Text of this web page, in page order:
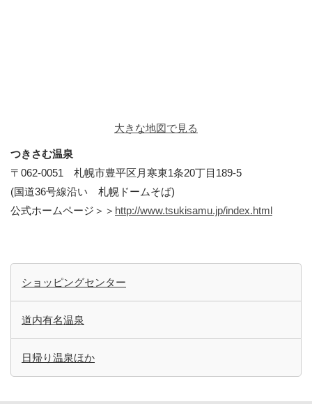
大きな地図で見る
つきさむ温泉
〒062-0051 札幌市豊平区月寒東1条20丁目189-5
(国道36号線沿い 札幌ドームそば)
公式ホームページ＞＞ http://www.tsukisamu.jp/index.html
ショッピングセンター
道内有名温泉
日帰り温泉ほか